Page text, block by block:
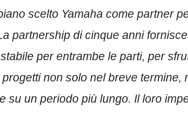
scelto Yamaha come partner
partnership di cinque anni
per entrambe le parti, per
non solo nel breve termine,
su un periodo più lungo. Il loro